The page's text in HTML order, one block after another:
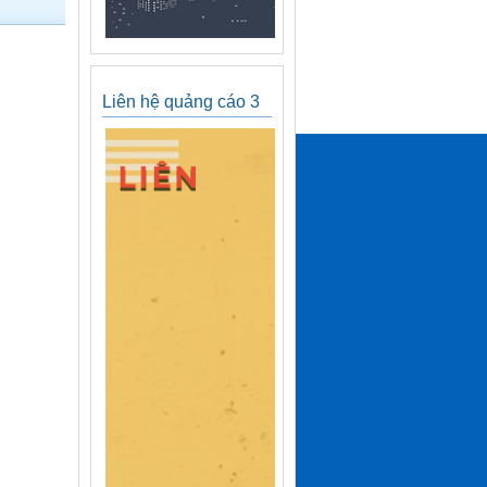
Liên hệ quảng cáo 3